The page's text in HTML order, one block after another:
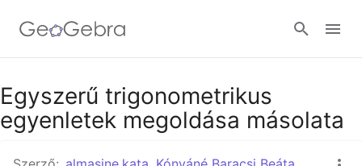
Google Classroom
Egyszerű trigonometrikus
egyenletek megoldása másolata